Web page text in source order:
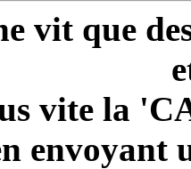
vit que
vite la
envoyant